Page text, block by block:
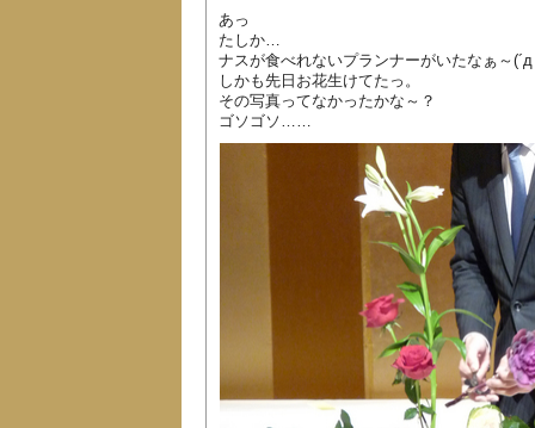
あっ
たしか…
ナスが食べれないプランナーがいたなぁ～
しかも先日お花生けてたっ。
その写真ってなかったかな～？
ゴソゴソ……